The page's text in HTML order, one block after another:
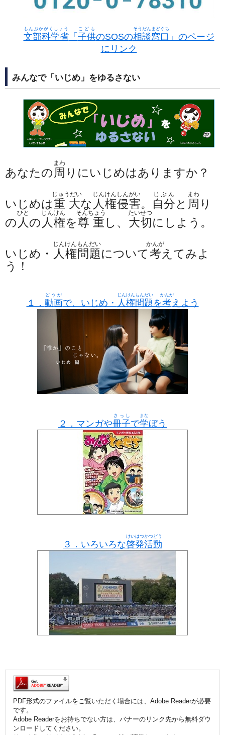
文部科学省
もんぶかがくしょう
「 子供
こども
のSOSの相談窓口
そうだんまどぐち
」のページ
にリンク
みんなで「いじめ」をゆるさない
あなたの 周
まわ
りにいじめはありますか？
いじめは重大
じゅうだい
な 人権侵害
じんけんしんがい
。 自分
じぶん
と 周
まわ
り
の 人
ひと
の 人権
じんけん
を尊重
そんちょう
し、 大切
たいせつ
にしよう。
いじめ・ 人権問題
じんけんもんだい
について考
かんが
えてみよ
う！
１． 動画
どうが
で、いじめ・ 人権問題
じんけんもんだい
を考
かんが
えよう
２．マンガや冊子
さっし
で学
まな
ぼう
３．いろいろな啓発活動
けいはつかつどう
PDF形式のファイルをご覧いただく場合には、Adobe Readerが必要
です。
Adobe Readerをお持ちでない方は、バナーのリンク先から無料ダウ
ンロードしてください。